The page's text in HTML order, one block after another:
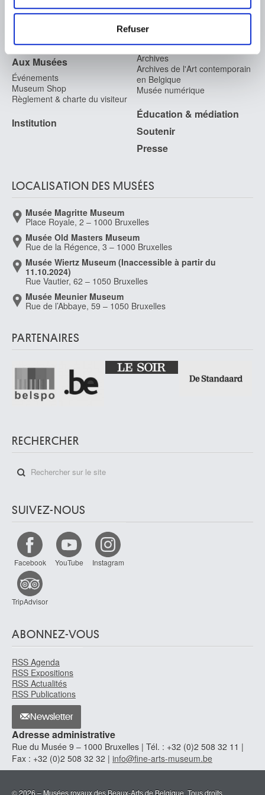
Les cookies nous permettent de personnaliser le contenu
et les annonces, d'offrir des fonctionnalités relatives aux
partageons également des informations sur l'utilisation de
notre site avec nos partenaires de médias sociaux, de
publicité et d'analyse, qui peuvent combiner celles-ci
avec d'autres informations que vous leur avez fournies
ou qu'ils ont collectées lors de votre utilisation de leurs
services.
Refuser
FAQ I Foire aux questions
Tickets
Aux Musées
Événements
Museum Shop
Règlement & charte du visiteur
Institution
Recherche
La bibliothèque
Service photographique
Archives
Archives de l'Art contemporain
en Belgique
Musée numérique
Éducation & médiation
Soutenir
Presse
LOCALISATION DES MUSÉES
Musée Magritte Museum
Place Royale, 2 – 1000 Bruxelles
Musée Old Masters Museum
Rue de la Régence, 3 – 1000 Bruxelles
Musée Wiertz Museum (Inaccessible à partir du
11.10.2024)
Rue Vautier, 62 – 1050 Bruxelles
Musée Meunier Museum
Rue de l’Abbaye, 59 – 1050 Bruxelles
PARTENAIRES
RECHERCHER
SUIVEZ-NOUS
Facebook YouTube Instagram
TripAdvisor
ABONNEZ-VOUS
RSS Agenda
RSS Expositions
RSS Actualités
RSS Publications
Newsletter
Adresse administrative
Rue du Musée 9 – 1000 Bruxelles | Tél. : +32 (0)2 508 32 11 |
Fax : +32 (0)2 508 32 32 | info@fine-arts-museum.be
© 2026 – Musées royaux des Beaux-Arts de Belgique. Tous droits